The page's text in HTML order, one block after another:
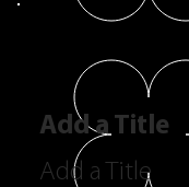
Add a Title
Add a Title